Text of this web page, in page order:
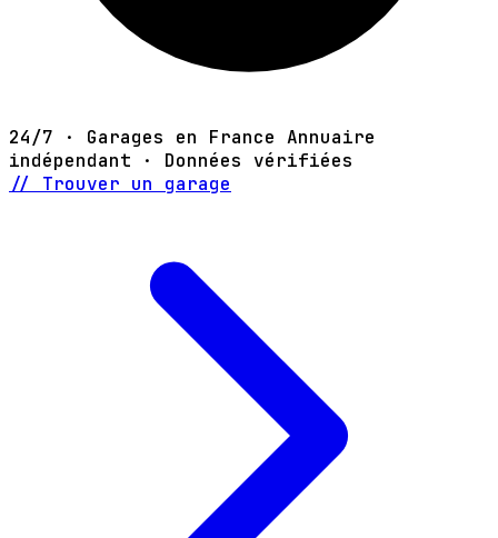
24/7 · Garages en France Annuaire
indépendant · Données vérifiées
// Trouver un garage